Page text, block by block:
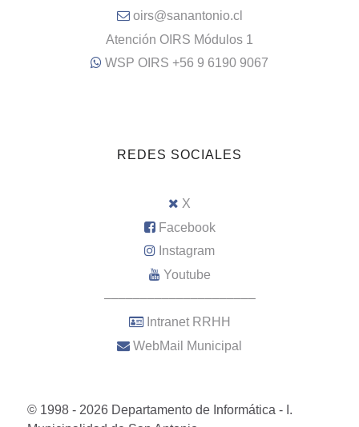
oirs@sanantonio.cl
Atención OIRS Módulos 1
WSP OIRS +56 9 6190 9067
REDES SOCIALES
X
Facebook
Instagram
Youtube
–––––––––––––––––––––
Intranet RRHH
WebMail Municipal
© 1998 - 2026 Departamento de Informática - I.